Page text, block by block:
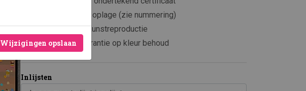
Wijzigingen opslaan
Veelal beperkte oplage (zie nummering)
Hoogwaardige kunstreproductie
Levenslange garantie op kleur behoud
Inlijsten